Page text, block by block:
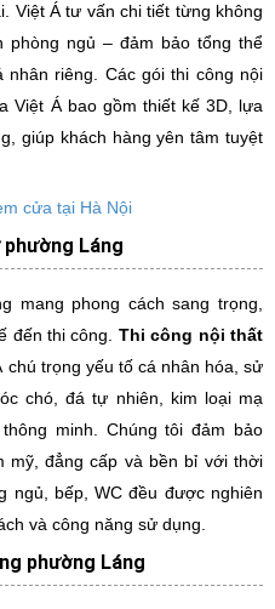
Việt Á tư vấn chi tiết từng không
phòng ngủ – đảm bảo tổng thể
riêng. Các gói thi công nội
Việt Á bao gồm thiết kế 3D, lựa
giúp khách hàng yên tâm tuyệt
cửa tại Hà Nội
Láng
mang phong cách sang trọng,
đến thi công. Thi công nội thất
chú trọng yếu tố cá nhân hóa, sử
chó, đá tự nhiên, kim loại mạ
minh. Chúng tôi đảm bảo
mỹ, đẳng cấp và bền bỉ với thời
ngủ, bếp, WC đều được nghiên
và công năng sử dụng.
phường Láng